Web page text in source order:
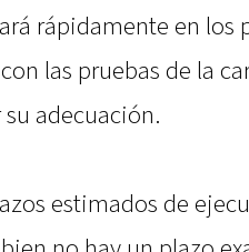
rápidamente en los
las pruebas de la
adecuación.
estimados de